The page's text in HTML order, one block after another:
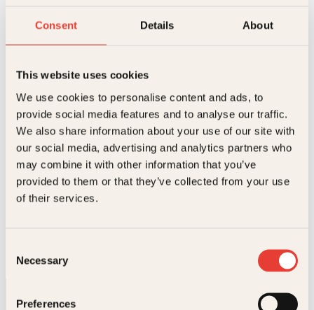
Consent Details About
This website uses cookies
We use cookies to personalise content and ads, to
provide social media features and to analyse our traffic.
We also share information about your use of our site with
our social media, advertising and analytics partners who
may combine it with other information that you’ve
provided to them or that they’ve collected from your use
of their services.
Selection
Necessary
Preferences
Pocket249kr
Elif Shafak